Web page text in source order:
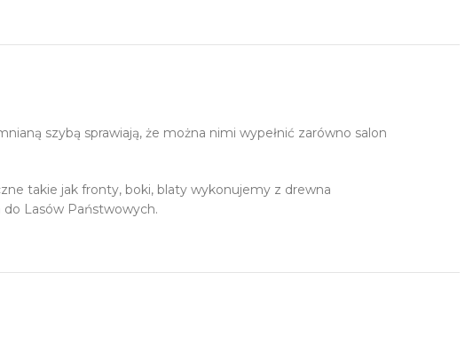
szybą sprawiają, że można nimi wypełnić zarówno salon
takie jak fronty, boki, blaty wykonujemy z drewna
Lasów Państwowych.